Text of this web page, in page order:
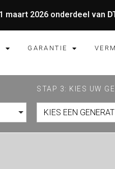
maart 2026 onderdeel van
GARANTIE
STAP 3: KIES UW
KIES EEN